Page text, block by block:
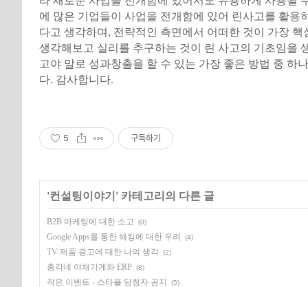
에 많은 기업들이 사업을 전개함에 있어 린사고를 활용
다고 생각하며, 전략적인 측면에서 어떠한 것이 가장 핵
생각해보고 실리를 추구하는 것이 린 사고의 기초임을
고야 말로 성과창출을 할 수 있는 가장 좋은 방법 중 하
다. 감사합니다.
5 구독하기
'컨설팅이야기 ' 카테고리의 다른 글
B2B 마케팅에 대한 소고 (0)
Google Apps를 통한 해킹에 대한 우려 (4)
TV 제품 광고에 대한 나의 생각 (2)
총각네 야채가게와 ERP (8)
작은 이벤트 - 스타플 당첨자 공지 (5)